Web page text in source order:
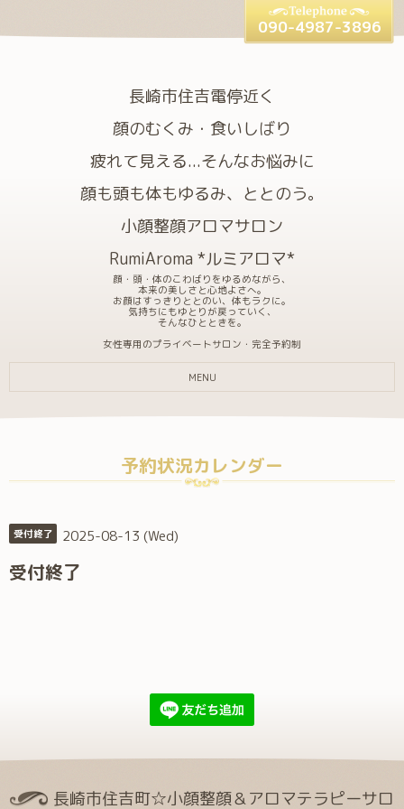
長崎市住吉電停近く
顔のむくみ・食いしばり
疲れて見える...そんなお悩みに
顔も頭も体もゆるみ、ととのう。
小顔整顔アロマサロン
RumiAroma *ルミアロマ*
顔・頭・体のこわばりをゆるめながら、
本来の美しさと心地よさへ。
お顔はすっきりととのい、体もラクに。
気持ちにもゆとりが戻っていく、
そんなひとときを。
女性専用のプライベートサロン・完全予約制
090-4987-3896
MENU
予約状況カレンダー
受付終了 2025-08-13 (Wed)
受付終了
長崎市住吉町☆小顔整顔＆アロマテラピーサロ